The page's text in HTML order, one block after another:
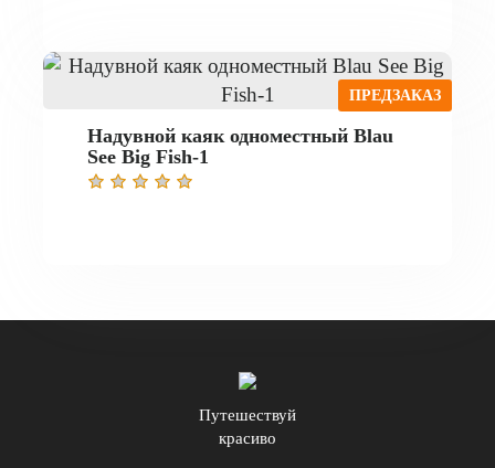
ПРЕДЗАКАЗ
Надувной каяк одноместный Blau
See Big Fish-1
Путешествуй
красиво